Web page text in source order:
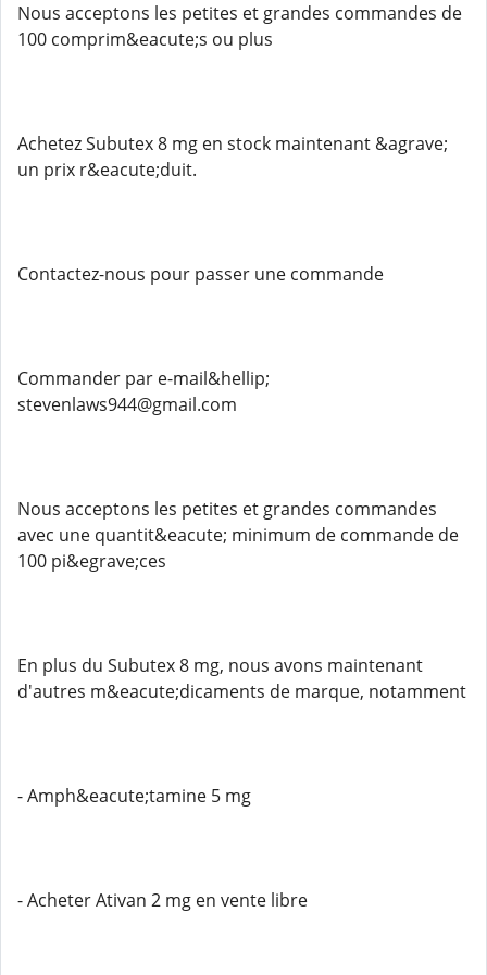
Nous acceptons les petites et grandes commandes de
100 comprim&eacute;s ou plus
Achetez Subutex 8 mg en stock maintenant &agrave;
un prix r&eacute;duit.
Contactez-nous pour passer une commande
Commander par e-mail&hellip;
stevenlaws944@gmail.com
Nous acceptons les petites et grandes commandes
avec une quantit&eacute; minimum de commande de
100 pi&egrave;ces
En plus du Subutex 8 mg, nous avons maintenant
d'autres m&eacute;dicaments de marque, notamment
- Amph&eacute;tamine 5 mg
- Acheter Ativan 2 mg en vente libre